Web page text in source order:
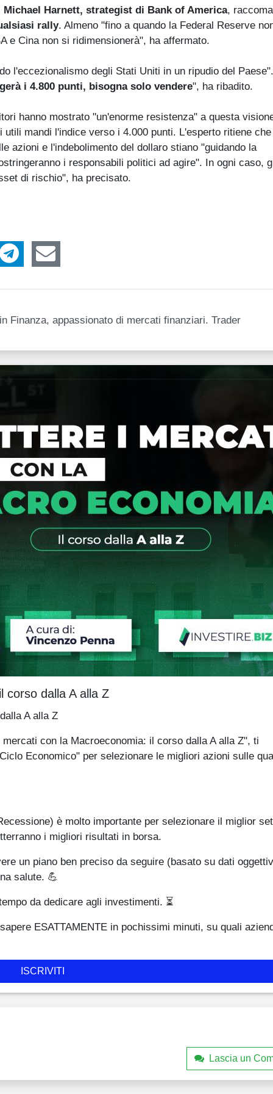
Michael Harnett, strategist di Bank of America,
rally. Almeno "fino a quando la Federal Reserve
e Cina non si ridimensionerà", ha affermato.
l'eccezionalismo degli Stati Uniti in un ripudio del
i 4.800 punti, bisogna solo vendere", ha ribadito.
hanno mostrato "un'enorme resistenza" a questa
mandi l'indice verso i 4.000 punti. L'esperto ritiene che
azioni e l'indebolimento del dollaro stiano "guidando la
i responsabili politici ad agire". In ogni caso,
di rischio", ha precisato.
Finanza, appassionato di mercati finanziari. Trader
corso dalla A alla Z
A alla Z
con la Macroeconomia: il corso dalla A alla Z", ti
Economico" per selezionare le migliori azioni sulle
è molto importante per selezionare il miglior
i migliori risultati in borsa.
un piano ben preciso da seguire (basato su dati
salute. 💪
da dedicare agli investimenti. ⏳
ESATTAMENTE in pochissimi minuti, su quali
ISCRIVITI
Lascia un